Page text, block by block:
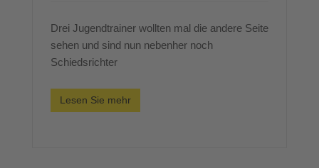
Drei Jugendtrainer wollten mal die andere Seite
sehen und sind nun nebenher noch
Schiedsrichter
Lesen Sie mehr